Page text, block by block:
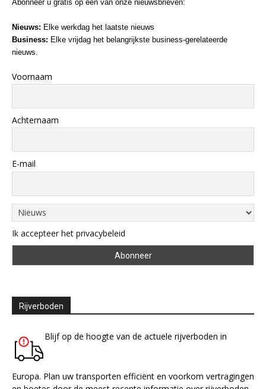
Abonneer u gratis op een van onze nieuwsbrieven:
Nieuws: Elke werkdag het laatste nieuws
Business: Elke vrijdag het belangrijkste business-gerelateerde
nieuws.
Voornaam
Achternaam
E-mail
Ik accepteer het privacybeleid
Rijverboden
Blijf op de hoogte van de actuele rijverboden in
Europa. Plan uw transporten efficiënt en voorkom vertragingen